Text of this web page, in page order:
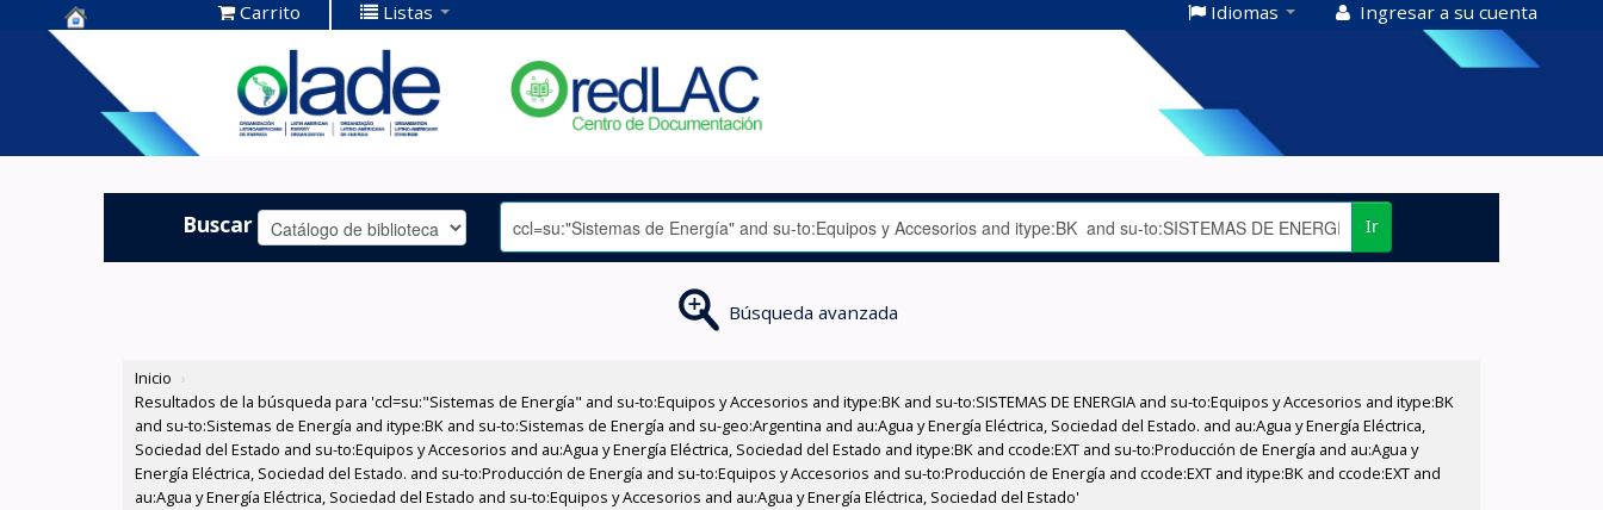
Centro de
Documentación
OLADE -
Carrito Listas Idiomas Ingresar a su cuenta
Buscar Ir
Búsqueda avanzada
Inicio ›
Resultados de la búsqueda para 'ccl=su:"Sistemas de Energía" and su-to:Equipos y Accesorios and itype:BK and su-to:SISTEMAS DE ENERGIA and su-to:Equipos y Accesorios and itype:BK
and su-to:Sistemas de Energía and itype:BK and su-to:Sistemas de Energía and su-geo:Argentina and au:Agua y Energía Eléctrica, Sociedad del Estado. and au:Agua y Energía Eléctrica,
Sociedad del Estado and su-to:Equipos y Accesorios and au:Agua y Energía Eléctrica, Sociedad del Estado and itype:BK and ccode:EXT and su-to:Producción de Energía and au:Agua y
Energía Eléctrica, Sociedad del Estado. and su-to:Producción de Energía and su-to:Equipos y Accesorios and su-to:Producción de Energía and ccode:EXT and itype:BK and ccode:EXT and
au:Agua y Energía Eléctrica, Sociedad del Estado and su-to:Equipos y Accesorios and au:Agua y Energía Eléctrica, Sociedad del Estado'